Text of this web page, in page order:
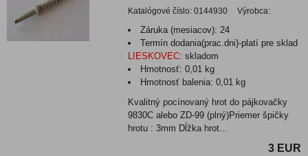
Katalógové číslo: 0144930 Výrobca:
Záruka (mesiacov): 24
Termín dodania(prac.dni)-platí pre sklad
LIESKOVEC: skladom
Hmotnosť:0,01 kg
Hmotnosť balenia:0,01 kg
Kvalitný pocínovaný hrot do pájkovačky
9830C alebo ZD-99 (plný)Priemer špičky
hrotu : 3mm Dĺžka hrot...
3 EUR